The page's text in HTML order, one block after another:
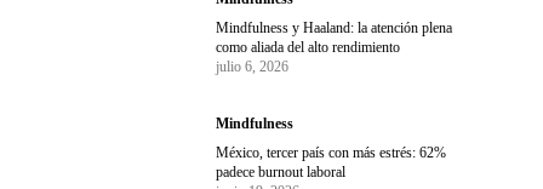
Mindfulness y Haaland: la atención plena
como aliada del alto rendimiento
julio 6, 2026
Mindfulness
México, tercer país con más estrés: 62%
padece burnout laboral